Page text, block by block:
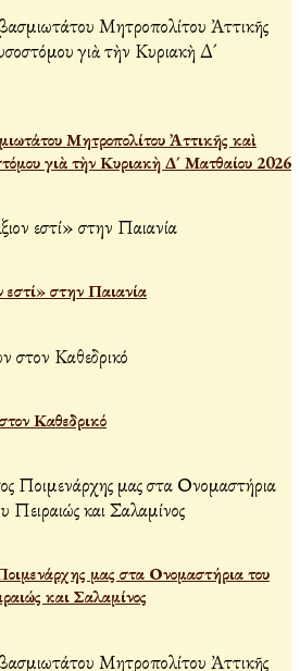
Μητροπολίτου Ἀττικῆς καὶ
γιὰ τὴν Κυριακὴ Δ´ Ματθαίου 2026
στην Παιανία
Καθεδρικό
μας στα Ονομαστήρια του
και Σαλαμίνος